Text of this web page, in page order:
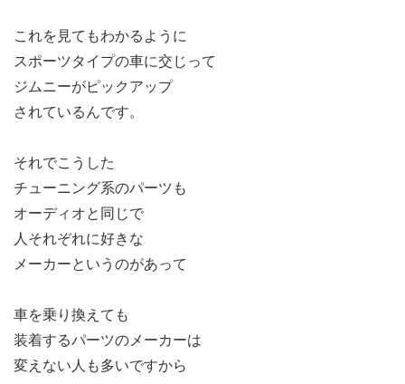
これを見てもわかるように
スポーツタイプの車に交じって
ジムニーがピックアップ
されているんです。
それでこうした
チューニング系のパーツも
オーディオと同じで
人それぞれに好きな
メーカーというのがあって
車を乗り換えても
装着するパーツのメーカーは
変えない人も多いですから